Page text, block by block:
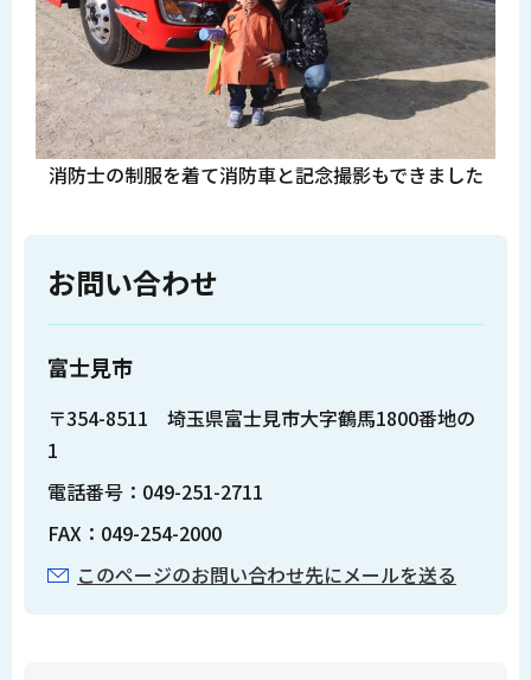
消防士の制服を着て消防車と記念撮影もできました
お問い合わせ
富士見市
〒354-8511 埼玉県富士見市大字鶴馬1800番地の
1
電話番号：049-251-2711
FAX：049-254-2000
このページのお問い合わせ先にメールを送る